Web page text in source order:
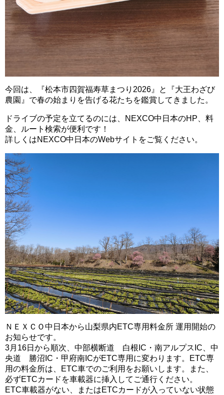
今回は、『松本市四賀福寿草まつり2026』と『大王わざび
農園』で春の始まりを告げる花たちを鑑賞してきました。
ドライブの予定を立てるのには、NEXCO中日本のHP、料
金、ルート検索が便利です！
詳しくはNEXCO中日本のWebサイトをご覧ください。
ＮＥＸＣＯ中日本から山梨県内ETC専用料金所 運用開始の
お知らせです。
3月16日から順次、中部横断道 白根IC・南アルプスIC、中
央道 勝沼IC・甲府南ICがETC専用に変わります。ETC専
用の料金所は、ETC車でのご利用をお願いします。また、
必ずETCカードを車載器に挿入してご通行ください。
ETC車載器がない、またはETCカードが入っていない状態